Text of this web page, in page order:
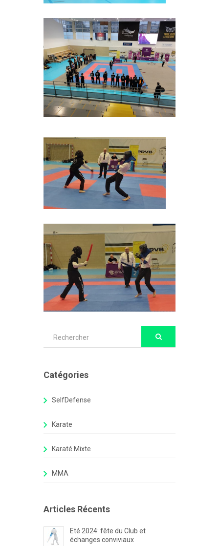
Catégories
SelfDefense
Karate
Karaté Mixte
MMA
Articles Récents
Eté 2024: fête du Club et
échanges conviviaux